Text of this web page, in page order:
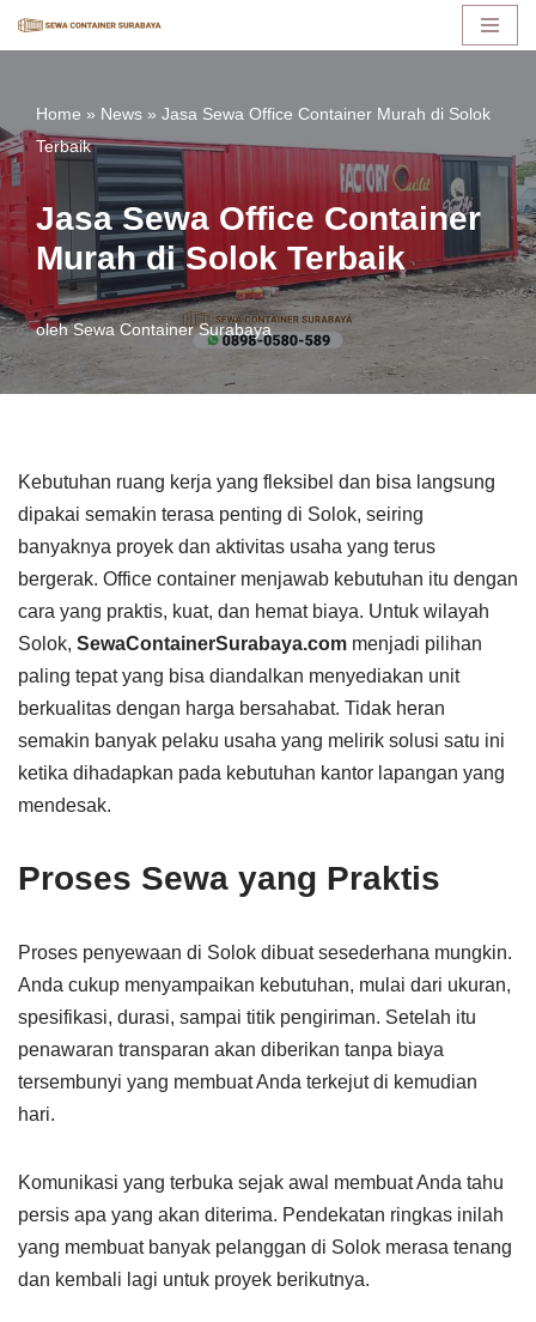
konten
Home » News » Jasa Sewa Office Container Murah di Solok
Terbaik
Jasa Sewa Office Container
Murah di Solok Terbaik
olehSewa Container Surabaya
Kebutuhan ruang kerja yang fleksibel dan bisa langsung
dipakai semakin terasa penting di Solok, seiring
banyaknya proyek dan aktivitas usaha yang terus
bergerak. Office container menjawab kebutuhan itu dengan
cara yang praktis, kuat, dan hemat biaya. Untuk wilayah
Solok, SewaContainerSurabaya.com menjadi pilihan
paling tepat yang bisa diandalkan menyediakan unit
berkualitas dengan harga bersahabat. Tidak heran
semakin banyak pelaku usaha yang melirik solusi satu ini
ketika dihadapkan pada kebutuhan kantor lapangan yang
mendesak.
Proses Sewa yang Praktis
Proses penyewaan di Solok dibuat sesederhana mungkin.
Anda cukup menyampaikan kebutuhan, mulai dari ukuran,
spesifikasi, durasi, sampai titik pengiriman. Setelah itu
penawaran transparan akan diberikan tanpa biaya
tersembunyi yang membuat Anda terkejut di kemudian
hari.
Komunikasi yang terbuka sejak awal membuat Anda tahu
persis apa yang akan diterima. Pendekatan ringkas inilah
yang membuat banyak pelanggan di Solok merasa tenang
dan kembali lagi untuk proyek berikutnya.